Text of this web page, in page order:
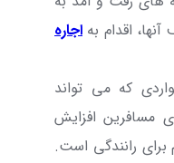
اقدام به اجاره
که می تواند
مسافرین افزایش
برای رانندگی است.